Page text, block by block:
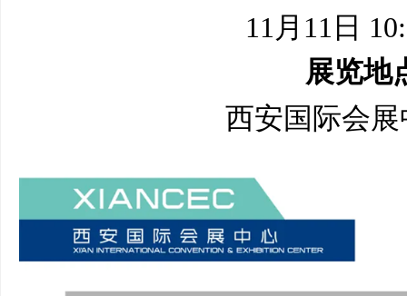
11月11日
展览地
西安国际会